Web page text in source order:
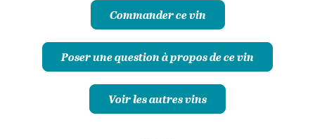
Commander ce vin
Poser une question à propos de ce vin
Voir les autres vins